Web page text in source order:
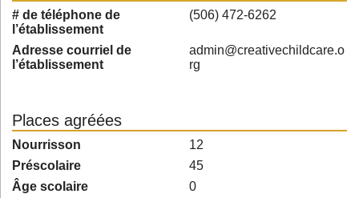
# de téléphone de
l’établissement
(506) 472-6262
Adresse courriel de
l’établissement
admin@creativechildcare.o
rg
Places agréées
Nourrisson
12
Préscolaire
45
Âge scolaire
0